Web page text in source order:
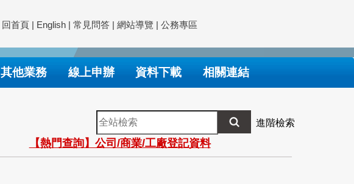
回首頁 | English | 常見問答 | 網站導覽 | 公務專區
其他業務 線上申辦 資料下載 相關連結
全
站
檢
索
進階檢索
【熱門查詢】公司/商業/工廠登記資料